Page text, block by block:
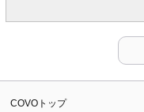
COVOトップ